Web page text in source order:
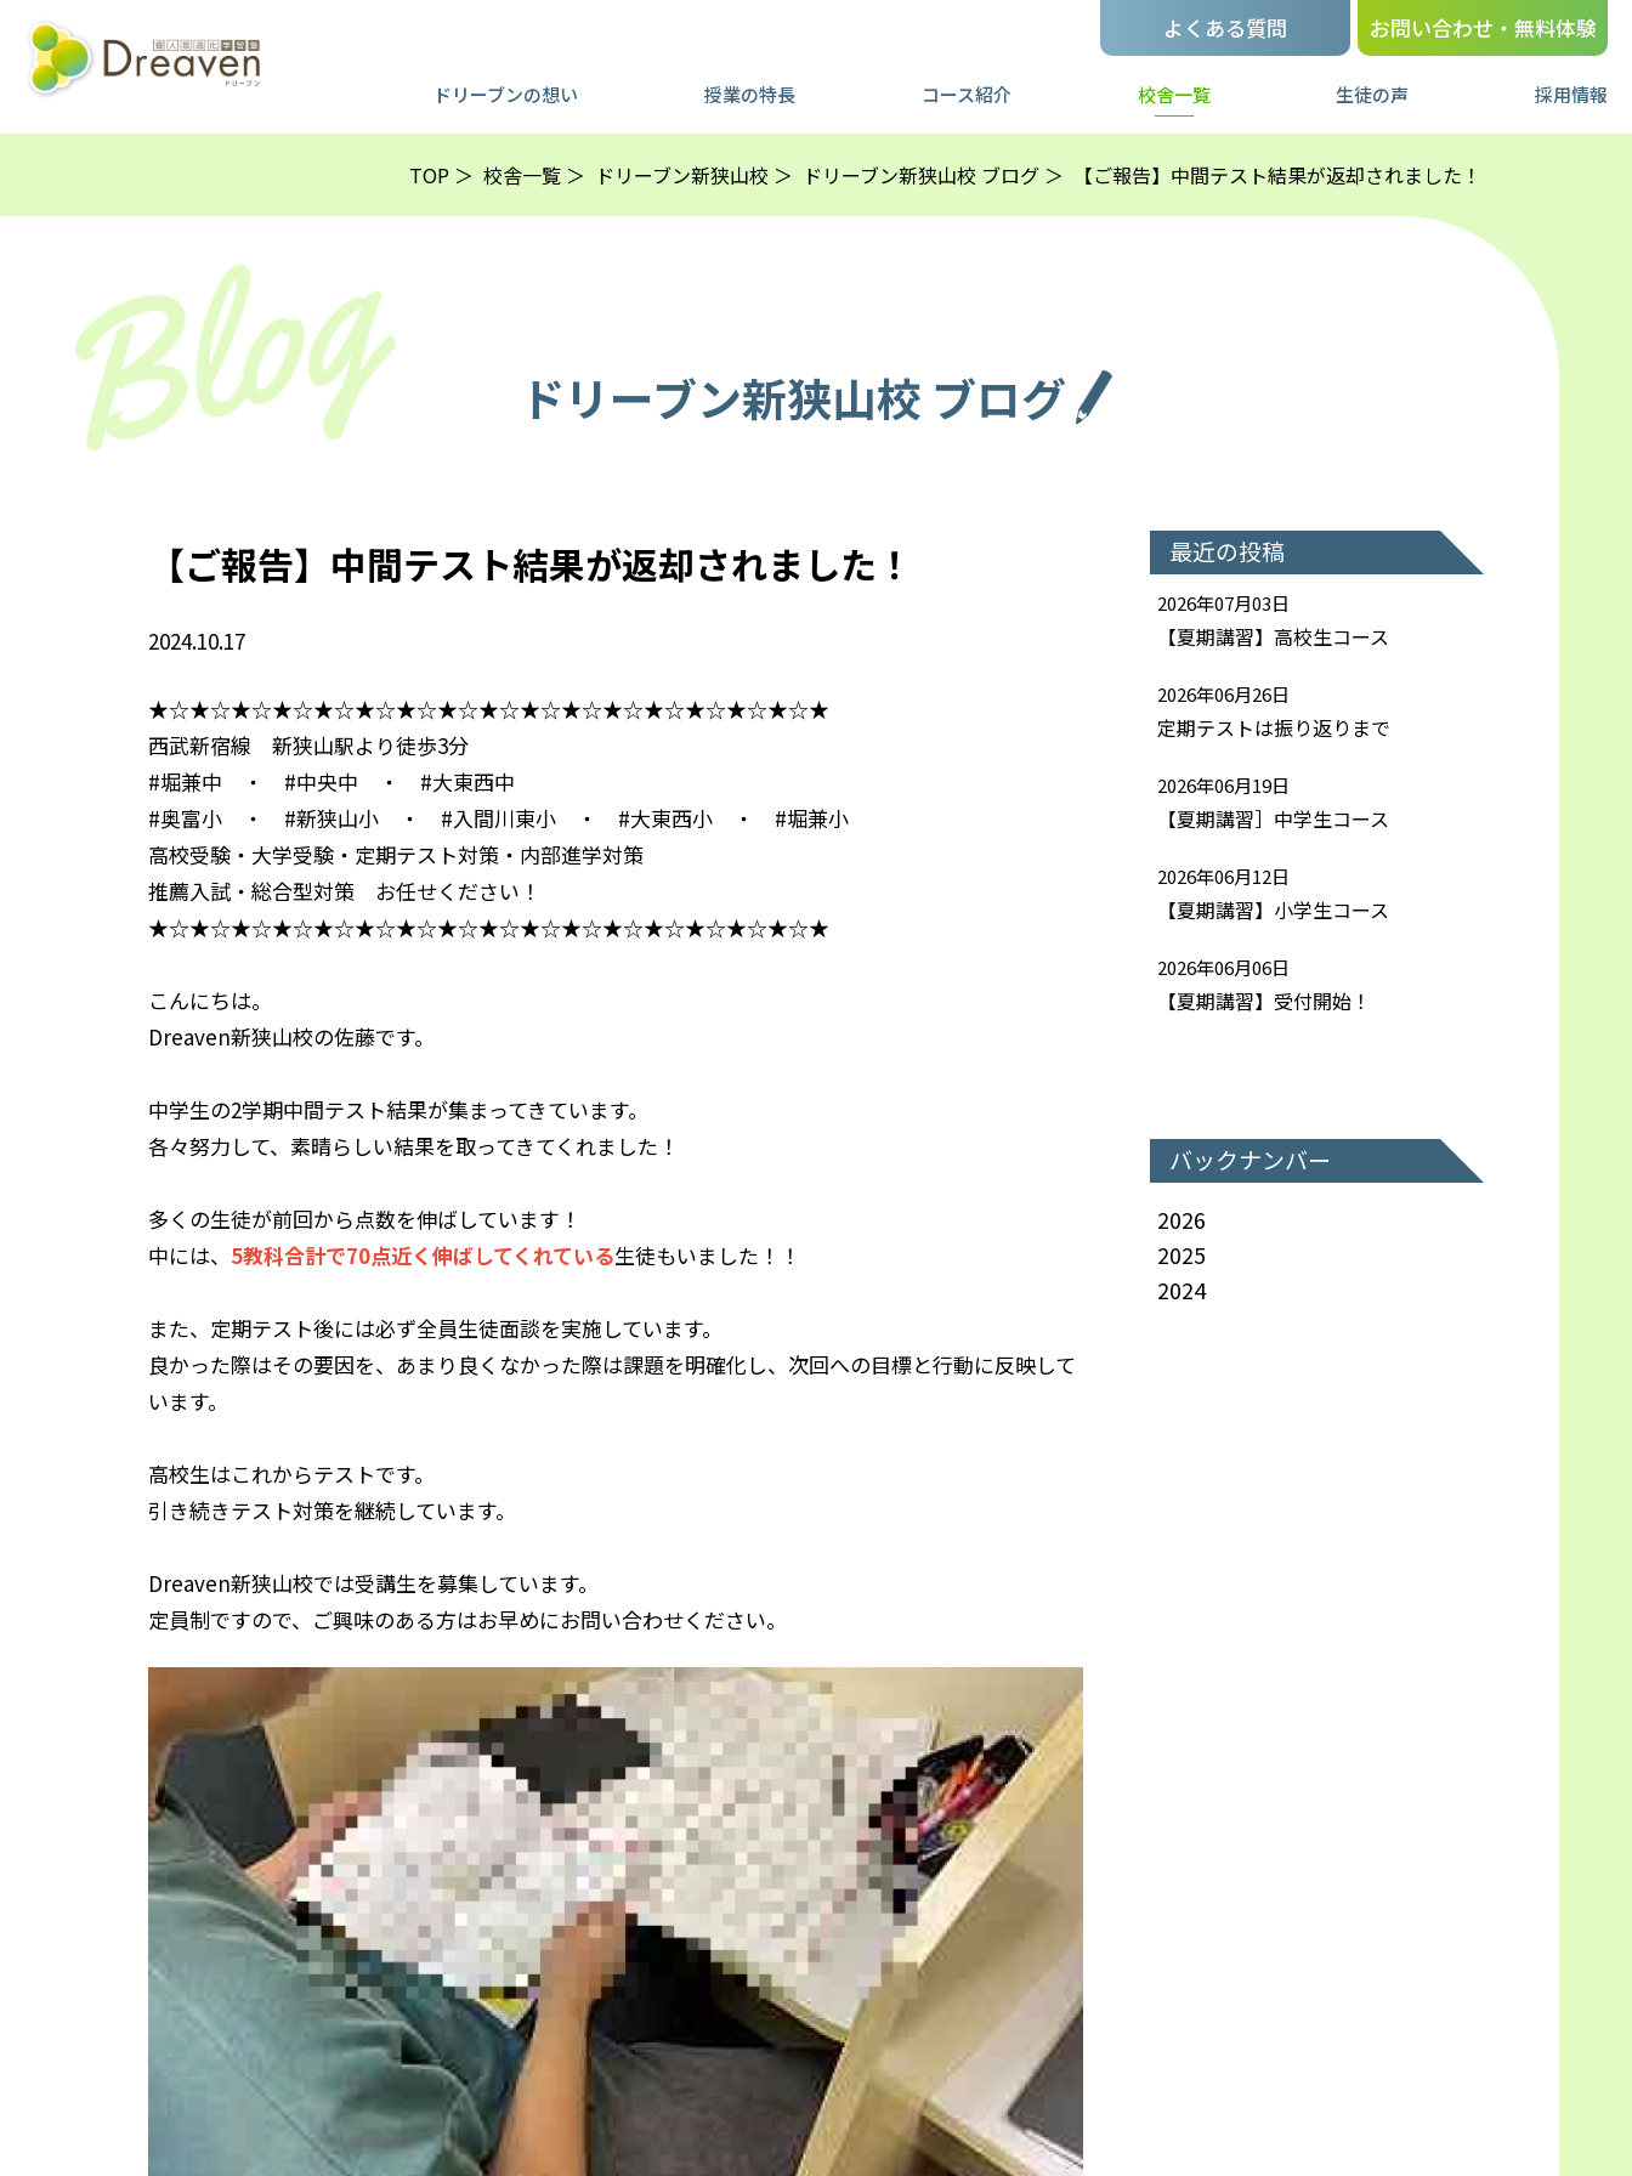
よくある質問 お問い合わせ・無料体験
ドリーブンの想い 授業の特長 コース紹介 校舎一覧 生徒の声 採用情報
TOP 校舎一覧 ドリーブン新狭山校 ドリーブン新狭山校 ブログ 【ご報告】中間テスト結果が返却されました！
ドリーブン新狭山校 ブログ
【ご報告】中間テスト結果が返却されました！
2024.10.17
★☆★☆★☆★☆★☆★☆★☆★☆★☆★☆★☆★☆★☆★☆★☆★☆★
西武新宿線 新狭山駅より徒歩3分
#堀兼中 ・ #中央中 ・ #大東西中
#奥富小 ・ #新狭山小 ・ #入間川東小 ・ #大東西小 ・ #堀兼小
高校受験・大学受験・定期テスト対策・内部進学対策
推薦入試・総合型対策 お任せください！
★☆★☆★☆★☆★☆★☆★☆★☆★☆★☆★☆★☆★☆★☆★☆★☆★
こんにちは。
Dreaven新狭山校の佐藤です。
中学生の2学期中間テスト結果が集まってきています。
各々努力して、素晴らしい結果を取ってきてくれました！
多くの生徒が前回から点数を伸ばしています！
中には、 5教科合計で70点近く伸ばしてくれている生徒もいました！！
また、定期テスト後には必ず全員生徒面談を実施しています。
良かった際はその要因を、あまり良くなかった際は課題を明確化し、次回への目標と行動に反映して
います。
高校生はこれからテストです。
引き続きテスト対策を継続しています。
Dreaven新狭山校では受講生を募集しています。
定員制ですので、ご興味のある方はお早めにお問い合わせください。
最近の投稿
2026年07月03日
【夏期講習】高校生コース
2026年06月26日
定期テストは振り返りまで
2026年06月19日
【夏期講習］中学生コース
2026年06月12日
【夏期講習】小学生コース
2026年06月06日
【夏期講習】受付開始！
バックナンバー
2026
2025
2024